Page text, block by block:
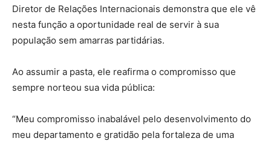
Diretor de Relações Internacionais demonstra que ele vê
nesta função a oportunidade real de servir à sua
população sem amarras partidárias.
Ao assumir a pasta, ele reafirma o compromisso que
sempre norteou sua vida pública:
“Meu compromisso inabalável pelo desenvolvimento do
meu departamento e gratidão pela fortaleza de uma